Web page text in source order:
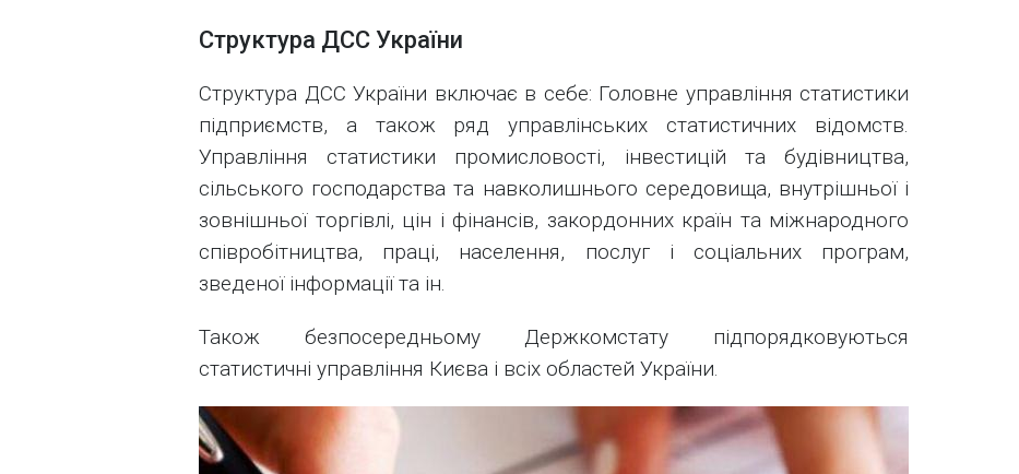
Структура ДСС України
Структура ДСС України включає в себе: Головне управління статистики
підприємств, а також ряд управлінських статистичних відомств.
Управління статистики промисловості, інвестицій та будівництва,
сільського господарства та навколишнього середовища, внутрішньої і
зовнішньої торгівлі, цін і фінансів, закордонних країн та міжнародного
співробітництва, праці, населення, послуг і соціальних програм,
зведеної інформації та ін.
Також безпосередньому Держкомстату підпорядковуються
статистичні управління Києва і всіх областей України.